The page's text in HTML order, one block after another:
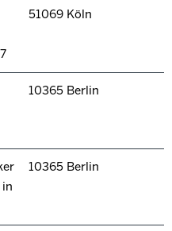
51069 Köln
10365 Berlin
10365 Berlin